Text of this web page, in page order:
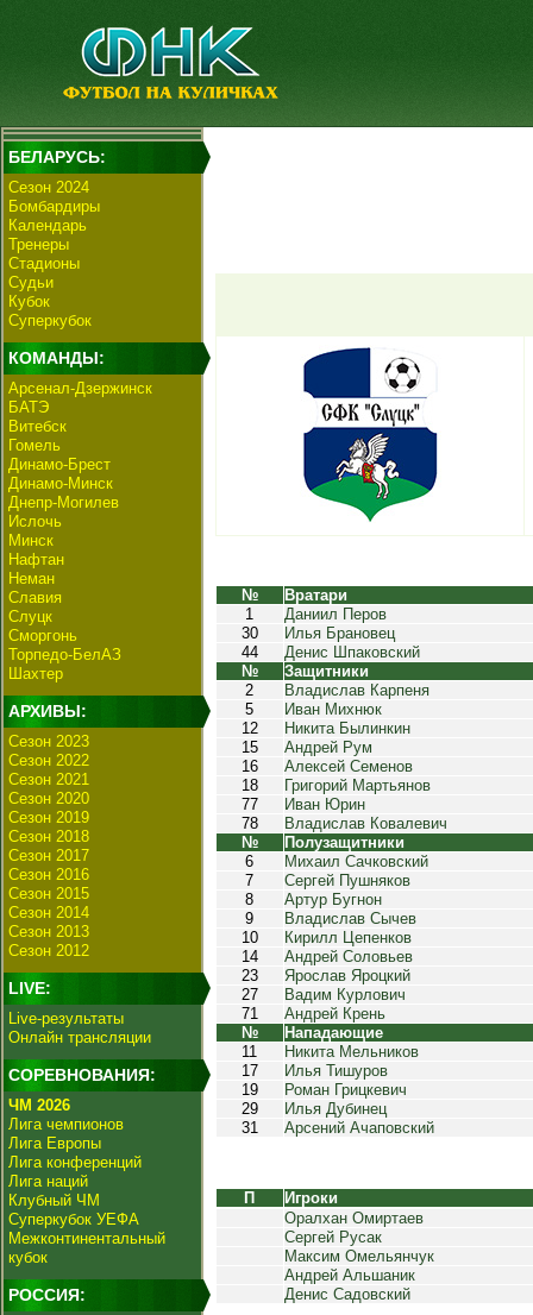
БЕЛАРУСЬ:
Сезон 2024
Бомбардиры
Календарь
Тренеры
Стадионы
Судьи
Кубок
Суперкубок
КОМАНДЫ:
Арсенал-Дзержинск
БАТЭ
Витебск
Гомель
Динамо-Брест
Динамо-Минск
Днепр-Могилев
Ислочь
Минск
Нафтан
Неман
Славия
Слуцк
Сморгонь
Торпедо-БелАЗ
Шахтер
АРХИВЫ:
Сезон 2023
Сезон 2022
Сезон 2021
Сезон 2020
Сезон 2019
Сезон 2018
Сезон 2017
Сезон 2016
Сезон 2015
Сезон 2014
Сезон 2013
Сезон 2012
LIVE:
Live-результаты
Онлайн трансляции
СОРЕВНОВАНИЯ:
ЧМ 2026
Лига чемпионов
Лига Европы
Лига конференций
Лига наций
Клубный ЧМ
Суперкубок УЕФА
Межконтинентальный
кубок
РОССИЯ:
№
Вратари
1
Даниил Перов
30
Илья Брановец
44
Денис Шпаковский
№
Защитники
2
Владислав Карпеня
5
Иван Михнюк
12
Никита Былинкин
15
Андрей Рум
16
Алексей Семенов
18
Григорий Мартьянов
77
Иван Юрин
78
Владислав Ковалевич
№
Полузащитники
6
Михаил Сачковский
7
Сергей Пушняков
8
Артур Бугнон
9
Владислав Сычев
10
Кирилл Цепенков
14
Андрей Соловьев
23
Ярослав Яроцкий
27
Вадим Курлович
71
Андрей Крень
№
Нападающие
11
Никита Мельников
17
Илья Тишуров
19
Роман Грицкевич
29
Илья Дубинец
31
Арсений Ачаповский
П
Игроки
Оралхан Омиртаев
Сергей Русак
Максим Омельянчук
Андрей Альшаник
Денис Садовский